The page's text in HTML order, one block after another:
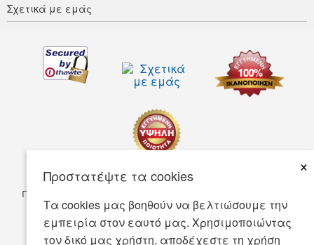
Προστατέψτε τα cookies
×
Τα cookies μας βοηθούν να βελτιώσουμε την
εμπειρία στον εαυτό μας. Χρησιμοποιώντας
τον δικό μας χρήστη, αποδέχεστε τη χρήση
Σχετικά με εμάς
Προσαρμοστικότητα
Πολιτική Ασφάλειας